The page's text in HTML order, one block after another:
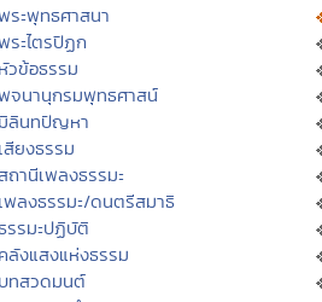
ระพุทธศาสนา
ระไตรปิฏก
หัวข้อธรรม
จนานุกรมพุทธศาสน์
มิลินทปัญหา
เสียงธรรม
ถานีเพลงธรรมะ
เพลงธรรมะ/ดนตรีสมาธิ
รรมะปฏิบัติ
คลังแสงแห่งธรรม
บทสวดมนต์